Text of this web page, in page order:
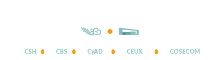
CSH CBS CyAD CEUX COSECOM